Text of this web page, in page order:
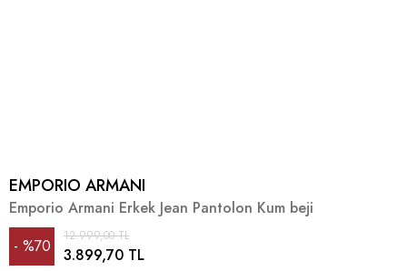
EMPORIO ARMANI
Emporio Armani Erkek Jean Pantolon Kum beji
%70
12.999,00 TL
3.899,70 TL